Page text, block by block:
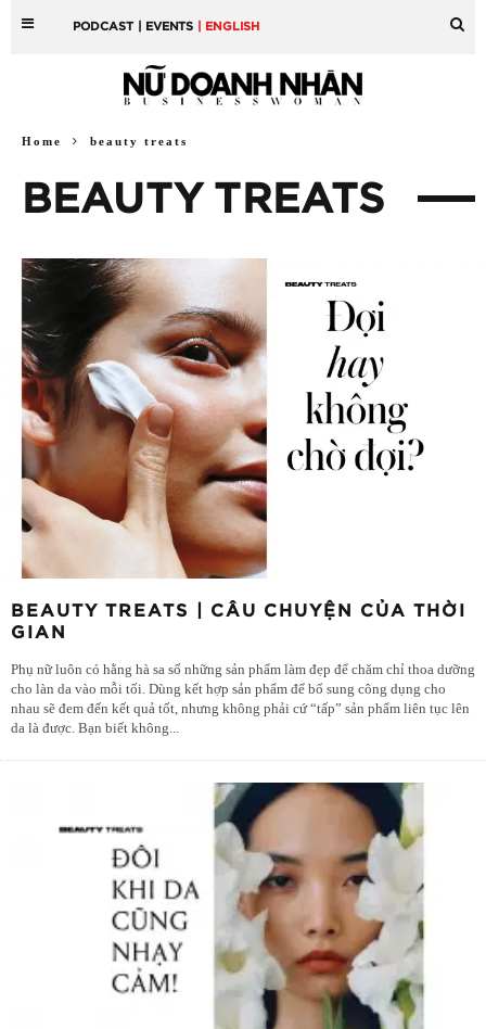
PODCAST | EVENTS | ENGLISH
Home beauty treats
BEAUTY TREATS
BEAUTY TREATS | CÂU CHUYỆN CỦA THỜI
GIAN
Phụ nữ luôn có hằng hà sa số những sản phẩm làm đẹp để chăm chỉ thoa dưỡng
cho làn da vào mỗi tối. Dùng kết hợp sản phẩm để bổ sung công dụng cho
nhau sẽ đem đến kết quả tốt, nhưng không phải cứ “tấp” sản phẩm liên tục lên
da là được. Bạn biết không...